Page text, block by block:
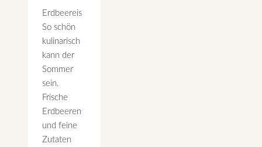
Erdbeereis
So schön
kulinarisch
kann der
Sommer
sein.
Frische
Erdbeeren
und feine
Zutaten